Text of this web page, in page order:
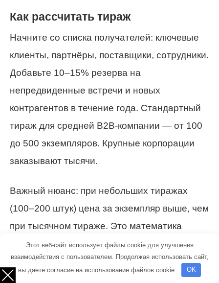
Как рассчитать тираж
Начните со списка получателей: ключевые
клиенты, партнёры, поставщики, сотрудники.
Добавьте 10–15% резерва на
непредвиденные встречи и новых
контрагентов в течение года. Стандартный
тираж для средней B2B-компании — от 100
до 500 экземпляров. Крупные корпорации
заказывают тысячи.
Важный нюанс: при небольших тиражах
(100–200 штук) цена за экземпляр выше, чем
при тысячном тираже. Это математика
типографии. Если у вас несколько дочерних
компаний или подразделений с разными
логотипами — иногда выгоднее сделать
Этот веб-сайт использует файлы cookie для улучшения
взаимодействия с пользователем. Продолжая использовать сайт,
вы даете согласие на использование файлов cookie.
OK